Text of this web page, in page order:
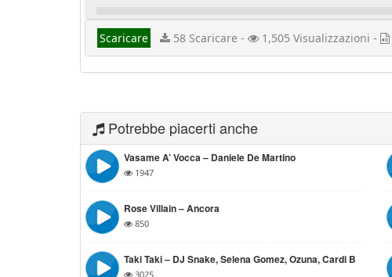
Scaricare 58 Scaricare - 1,505 Visualizzazioni -
Potrebbe piacerti anche
Vasame A’ Vocca – Daniele De Martino
1947
Rose Villain – Ancora
850
Taki Taki – DJ Snake, Selena Gomez, Ozuna, Cardi B
3025